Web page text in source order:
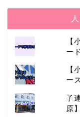
【
ー
【
ー
子
原